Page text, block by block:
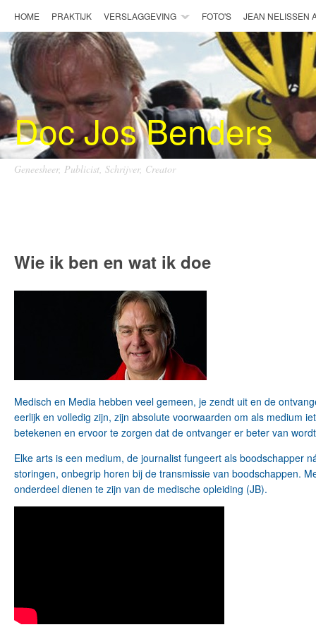
Doc Jos Benders
Geneesheer, Publicist, Schrijver, Creator
HOME PRAKTIJK VERSLAGGEVING FOTO'S JEAN NELISSEN
Wie ik ben en wat ik doe
Medisch en Media hebben veel gemeen, je zendt uit en de
eerlijk en volledig zijn, zijn absolute voorwaarden om als medium
betekenen en ervoor te zorgen dat de ontvanger er beter van
Elke arts is een medium, de journalist fungeert als boodschapper
storingen, onbegrip horen bij de transmissie van boodschappen.
onderdeel dienen te zijn van de medische opleiding (JB).